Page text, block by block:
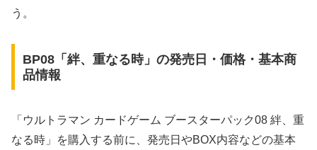
う。
BP08「絆、重なる時」の発売日・価格・基本商
品情報
「ウルトラマン カードゲーム ブースターパック08 絆、重
なる時」を購入する前に、発売日やBOX内容などの基本